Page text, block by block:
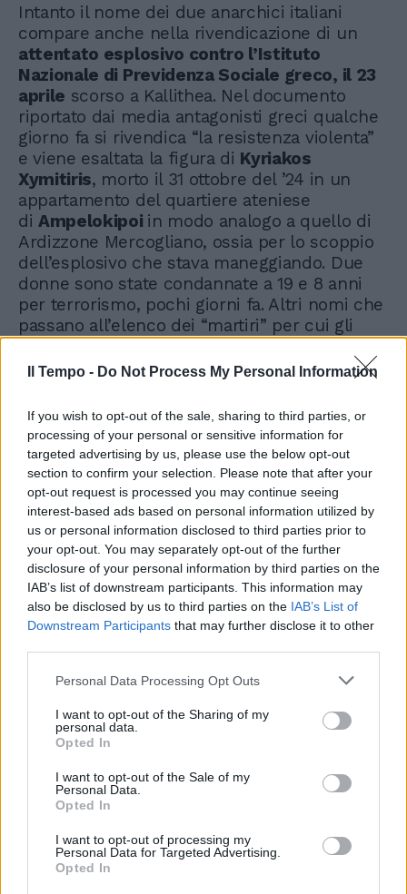
Il Tempo - Do Not Process My Personal Information
If you wish to opt-out of the sale, sharing to third parties, or
processing of your personal or sensitive information for
targeted advertising by us, please use the below opt-out
section to confirm your selection. Please note that after your
opt-out request is processed you may continue seeing
interest-based ads based on personal information utilized by
us or personal information disclosed to third parties prior to
your opt-out. You may separately opt-out of the further
disclosure of your personal information by third parties on the
IAB’s list of downstream participants. This information may
also be disclosed by us to third parties on the IAB’s List of
Downstream Participants that may further disclose it to other
Personal Data Processing Opt Outs
I want to opt-out of the Sharing of my
personal data.
Opted In
I want to opt-out of the Sale of my
Personal Data.
Opted In
I want to opt-out of processing my
Personal Data for Targeted Advertising.
Opted In
Intanto il nome dei due anarchici italiani
compare anche nella rivendicazione di un
attentato esplosivo contro l’Istituto
Nazionale di Previdenza Sociale greco, il 23
aprile scorso a Kallithea. Nel documento
riportato dai media antagonisti greci qualche
giorno fa si rivendica “la resistenza violenta”
e viene esaltata la figura di Kyriakos
Xymitiris, morto il 31 ottobre del ’24 in un
appartamento del quartiere ateniese
diAmpelokipoi in modo analogo a quello di
Ardizzone Mercogliano, ossia per lo scoppio
dell’esplosivo che stava maneggiando. Due
donne sono state condannate a 19 e 8 anni
per terrorismo, pochi giorni fa. Altri nomi che
passano all’elenco dei “martiri” per cui gli